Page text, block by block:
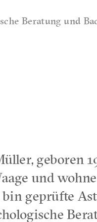
geboren
und
geprüfte
Beratung und